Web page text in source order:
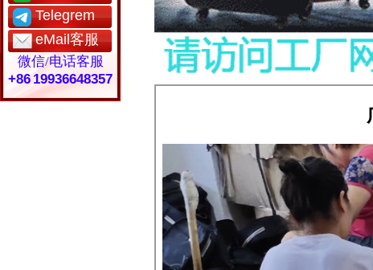
Telegrem
eMail客服
微信/电话客服
+86 19936648357